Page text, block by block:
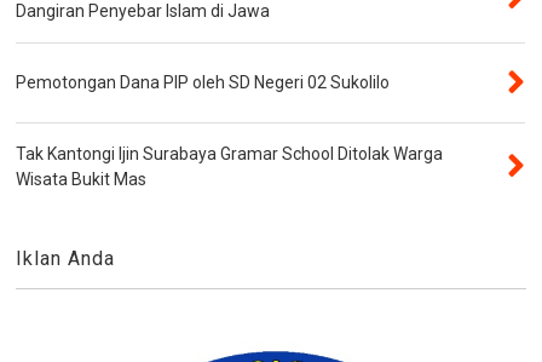
Dangiran Penyebar Islam di Jawa
Pemotongan Dana PIP oleh SD Negeri 02 Sukolilo
Tak Kantongi Ijin Surabaya Gramar School Ditolak Warga
Wisata Bukit Mas
Iklan Anda